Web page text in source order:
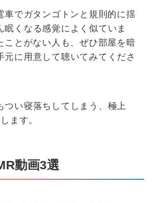
車でガタンゴトンと規則的に揺
眠くなる感覚によく似ていま
ことがない人も、ぜひ部屋を暗
元に用意して聴いてみてくださ
つい寝落ちしてしまう、極上
ます。
動画3選